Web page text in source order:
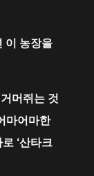
이 농장을
머쥐는 것
마어마한
‘산타크